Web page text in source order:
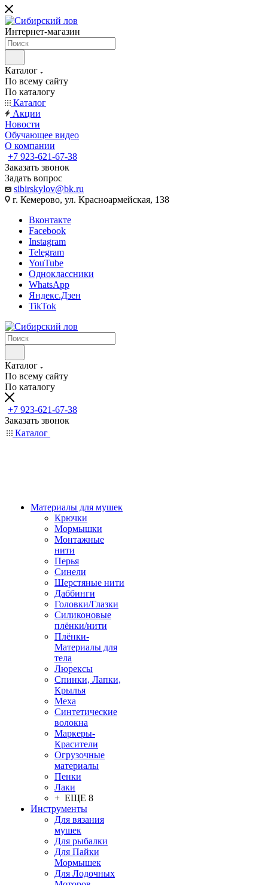
Интернет-магазин
Каталог
По всему сайту
По каталогу
Каталог
Акции
Новости
Обучающее видео
О компании
+7 923-621-67-38
Заказать звонок
Задать вопрос
sibirskylov@bk.ru
г. Кемерово, ул. Красноармейская, 138
Вконтакте
Facebook
Instagram
Telegram
YouTube
Одноклассники
WhatsApp
Яндекс.Дзен
TikTok
Каталог
По всему сайту
По каталогу
+7 923-621-67-38
Заказать звонок
Каталог
Материалы для мушек
Крючки
Мормышки
Монтажные
нити
Перья
Синели
Шерстяные нити
Даббинги
Головки/Глазки
Силиконовые
плёнки/нити
Плёнки-
Материалы для
тела
Люрексы
Спинки, Лапки,
Крылья
Меха
Синтетические
волокна
Маркеры-
Красители
Огрузочные
материалы
Пенки
Лаки
+ ЕЩЕ 8
Инструменты
Для вязания
мушек
Для рыбалки
Для Пайки
Мормышек
Для Лодочных